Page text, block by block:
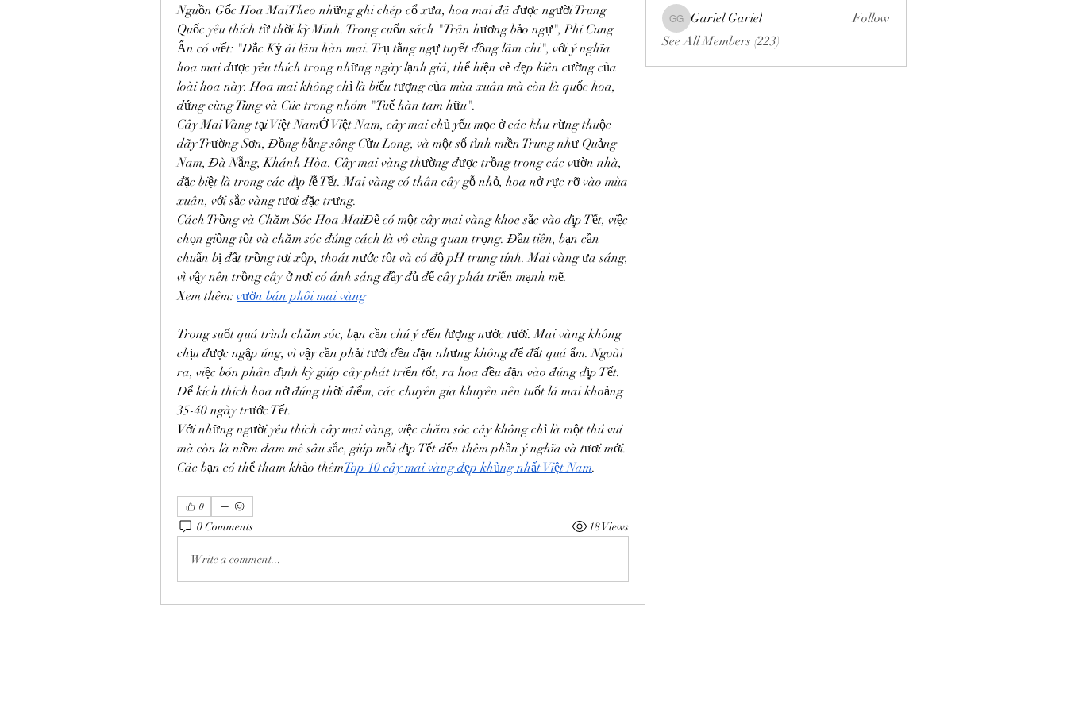
Nguồn Gốc Hoa MaiTheo những ghi chép cổ xưa, hoa mai đã được người Trung
Quốc yêu thích từ thời kỳ Minh. Trong cuốn sách "Trân hương bảo ngự", Phí Cung
Ấn có viết: "Đắc Kỷ ái lãm hàn mai. Trụ tằng ngự tuyết đồng lãm chi", với ý nghĩa
hoa mai được yêu thích trong những ngày lạnh giá, thể hiện vẻ đẹp kiên cường của
loài hoa này. Hoa mai không chỉ là biểu tượng của mùa xuân mà còn là quốc hoa,
đứng cùng Tùng và Cúc trong nhóm "Tuế hàn tam hữu".
Cây Mai Vàng tại Việt NamỞ Việt Nam, cây mai chủ yếu mọc ở các khu rừng thuộc
dãy Trường Sơn, Đồng bằng sông Cửu Long, và một số tỉnh miền Trung như Quảng
Nam, Đà Nẵng, Khánh Hòa. Cây mai vàng thường được trồng trong các vườn nhà,
đặc biệt là trong các dịp lễ Tết. Mai vàng có thân cây gỗ nhỏ, hoa nở rực rỡ vào mùa
xuân, với sắc vàng tươi đặc trưng.
Cách Trồng và Chăm Sóc Hoa MaiĐể có một cây mai vàng khoe sắc vào dịp Tết, việc
chọn giống tốt và chăm sóc đúng cách là vô cùng quan trọng. Đầu tiên, bạn cần
chuẩn bị đất trồng tơi xốp, thoát nước tốt và có độ pH trung tính. Mai vàng ưa sáng,
vì vậy nên trồng cây ở nơi có ánh sáng đầy đủ để cây phát triển mạnh mẽ.
Xem thêm: vườn bán phôi mai vàng
Trong suốt quá trình chăm sóc, bạn cần chú ý đến lượng nước tưới. Mai vàng không
chịu được ngập úng, vì vậy cần phải tưới đều đặn nhưng không để đất quá ẩm. Ngoài
ra, việc bón phân định kỳ giúp cây phát triển tốt, ra hoa đều đặn vào đúng dịp Tết.
Để kích thích hoa nở đúng thời điểm, các chuyên gia khuyên nên tuốt lá mai khoảng
35-40 ngày trước Tết.
Với những người yêu thích cây mai vàng, việc chăm sóc cây không chỉ là một thú vui
mà còn là niềm đam mê sâu sắc, giúp mỗi dịp Tết đến thêm phần ý nghĩa và tươi mới.
Các bạn có thể tham khảo thêmTop 10 cây mai vàng đẹp khủng nhất Việt Nam.
0
0 Comments 18 Views
Write a comment...
Gariel Gariel
Gariel Gariel
Follow
See All Members (223)